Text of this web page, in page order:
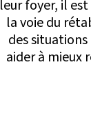
leur foyer, il
la voie du
des
aider à mieux